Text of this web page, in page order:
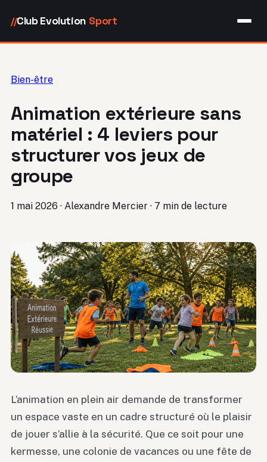
//Club Evolution Sport
Bien-être
Animation extérieure sans
matériel : 4 leviers pour
structurer vos jeux de
groupe
1 mai 2026 · Alexandre Mercier · 7 min de lecture
L’animation en plein air demande de transformer
un espace vaste en un cadre structuré où le plaisir
de jouer s’allie à la sécurité. Que ce soit pour une
kermesse, une colonie de vacances ou une fête de